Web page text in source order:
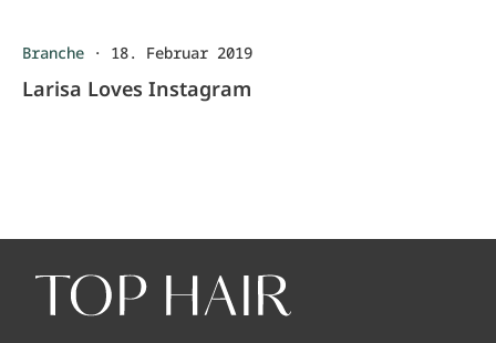
Branche · 18. Februar 2019
Larisa Loves Instagram